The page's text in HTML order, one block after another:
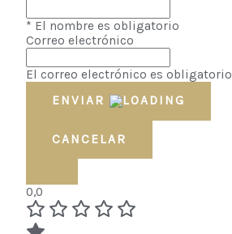
* El nombre es obligatorio
Correo electrónico
El correo electrónico es obligatorio
ENVIAR
CANCELAR
0,0